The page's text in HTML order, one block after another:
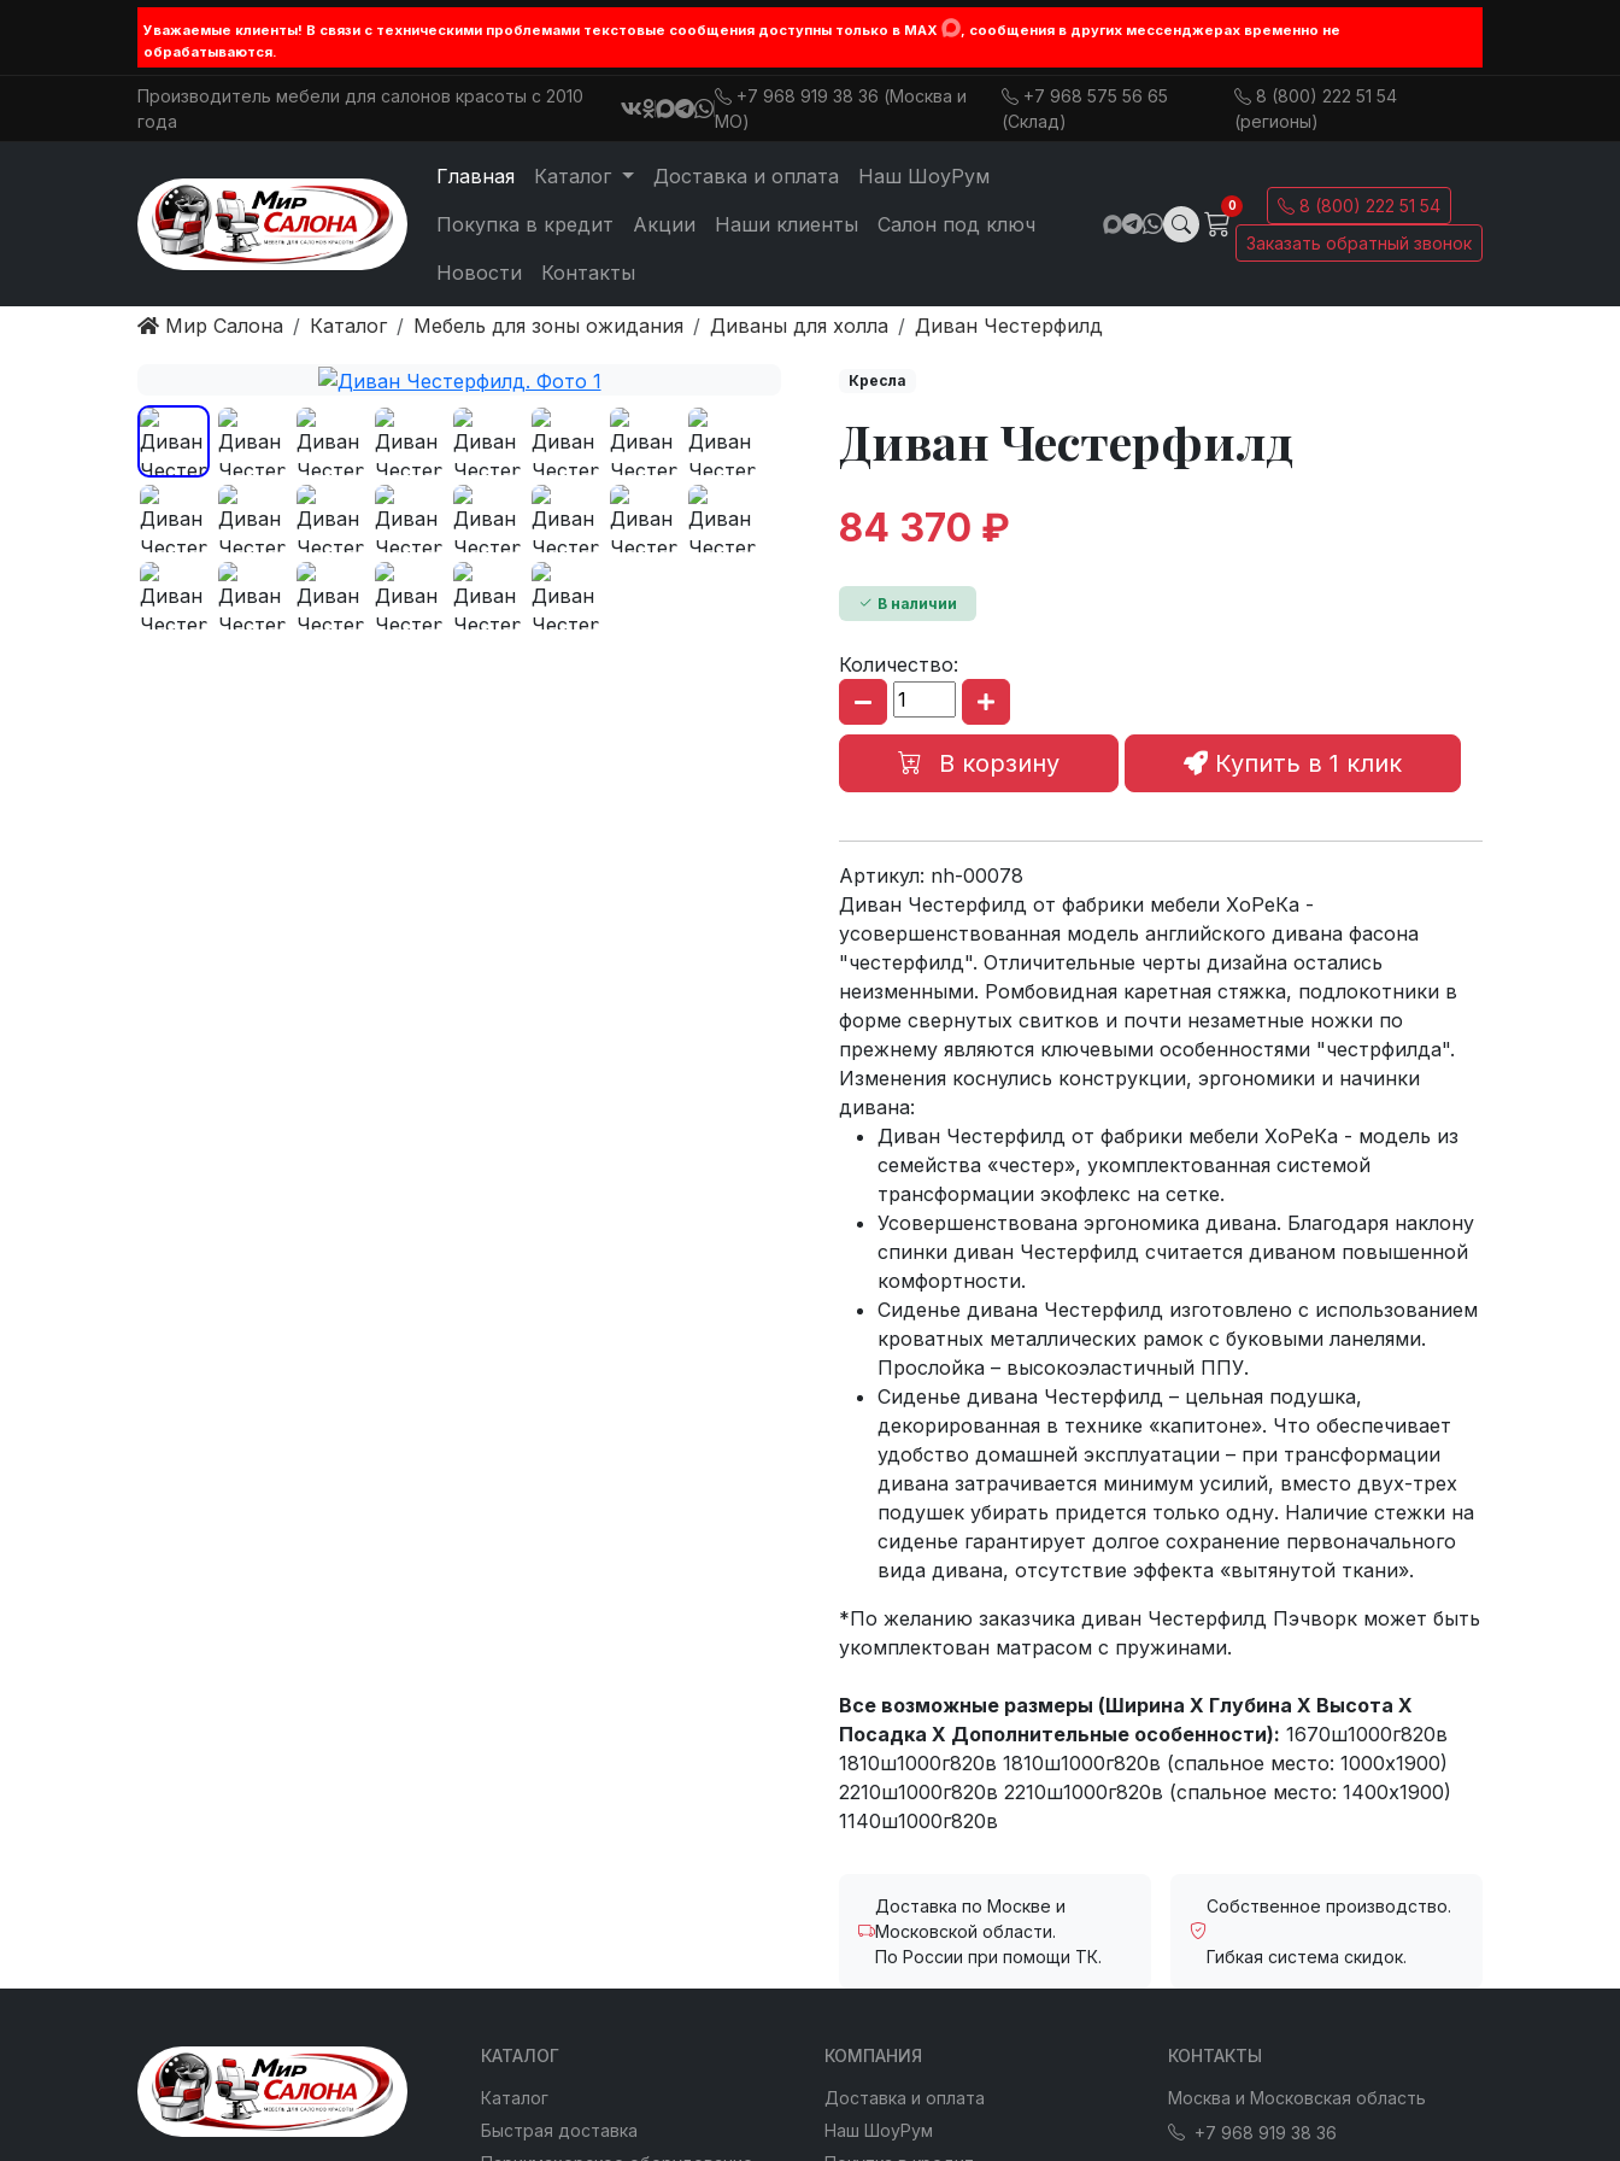
Уважаемые клиенты! В связи с техническими проблемами текстовые сообщения доступны только в MAX
, сообщения в других мессенджерах временно не
обрабатываются.
Производитель мебели для салонов красоты с 2010
года
+7 968 919 38 36 (Москва и
МО)
+7 968 575 56 65
(Склад)
8 (800) 222 51 54
(регионы)
Главная Каталог Доставка и оплата
Наш ШоуРум
Покупка в кредит
Акции Наши клиенты
Салон под ключ
Новости
Контакты
0
8 (800) 222 51 54
Заказать обратный звонок
Мир Салона Каталог Мебель для зоны ожидания Диваны для холла Диван Честерфилд
Кресла
Диван Честерфилд
84 370 ₽
В наличии
Количество:
В корзину Купить в 1 клик
Артикул: nh-00078
Диван Честерфилд от фабрики мебели ХоРеКа -
усовершенствованная модель английского дивана фасона
"честерфилд". Отличительные черты дизайна остались
неизменными. Ромбовидная каретная стяжка, подлокотники в
форме свернутых свитков и почти незаметные ножки по
прежнему являются ключевыми особенностями "честрфилда".
Изменения коснулись конструкции, эргономики и начинки
дивана:
Диван Честерфилд от фабрики мебели ХоРеКа - модель из
семейства «честер», укомплектованная системой
трансформации экофлекс на сетке.
Усовершенствована эргономика дивана. Благодаря наклону
спинки диван Честерфилд считается диваном повышенной
комфортности.
Сиденье дивана Честерфилд изготовлено с использованием
кроватных металлических рамок с буковыми ланелями.
Прослойка – высокоэластичный ППУ.
Сиденье дивана Честерфилд – цельная подушка,
декорированная в технике «капитоне». Что обеспечивает
удобство домашней эксплуатации – при трансформации
дивана затрачивается минимум усилий, вместо двух-трех
подушек убирать придется только одну. Наличие стежки на
сиденье гарантирует долгое сохранение первоначального
вида дивана, отсутствие эффекта «вытянутой ткани».
*По желанию заказчика диван Честерфилд Пэчворк может быть
укомплектован матрасом с пружинами.
Все возможные размеры (Ширина X Глубина X Высота X
Посадка X Дополнительные особенности): 1670ш1000г820в
1810ш1000г820в 1810ш1000г820в (спальное место: 1000х1900)
2210ш1000г820в 2210ш1000г820в (спальное место: 1400х1900)
1140ш1000г820в
Доставка по Москве и
Московской области.
По России при помощи ТК.
Собственное производство.
Гибкая система скидок.
КАТАЛОГ
Каталог
Быстрая доставка
КОМПАНИЯ
Доставка и оплата
Наш ШоуРум
КОНТАКТЫ
Москва и Московская область
+7 968 919 38 36